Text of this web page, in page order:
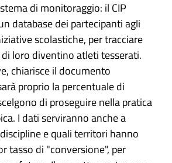
di monitoraggio: il CIP
database dei partecipanti agli
scolastiche, per tracciare
loro diventino atleti tesserati.
chiarisce il documento
proprio la percentuale di
di proseguire nella pratica
I dati serviranno anche a
e quali territori hanno
tasso di "conversione", per